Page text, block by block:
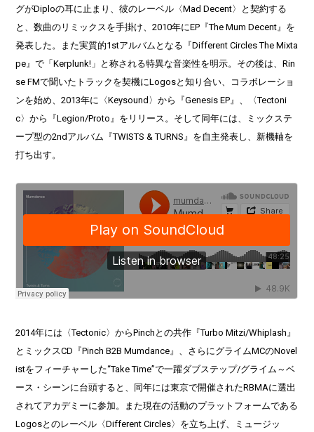
グがDiploの耳に止まり、彼のレーベル〈Mad Decent〉と契約する
と、数曲のリミックスを手掛け、2010年にEP『The Mum Decent』を
発表した。また実質的1stアルバムとなる『Different Circles The Mixta
pe』で「Kerplunk!」と称される特異な音楽性を明示。その後は、Rin
se FMで聞いたトラックを契機にLogosと知り合い、コラボレーショ
ンを始め、2013年に〈Keysound〉から『Genesis EP』、〈Tectoni
c〉から『Legion/Proto』をリリース。そして同年には、ミックステ
ープ型の2ndアルバム『TWISTS & TURNS』を自主発表し、新機軸を
打ち出す。
2014年には〈Tectonic〉からPinchとの共作『Turbo Mitzi/Whiplash』
とミックスCD『Pinch B2B Mumdance』、さらにグライムMCのNovel
istをフィーチャーした“Take Time”で一躍ダブステップ/グライム～ベ
ース・シーンに台頭すると、同年には東京で開催されたRBMAに選出
されてアカデミーに参加。また現在の活動のプラットフォームである
Logosとのレーベル〈Different Circles〉を立ち上げ、ミュージッ